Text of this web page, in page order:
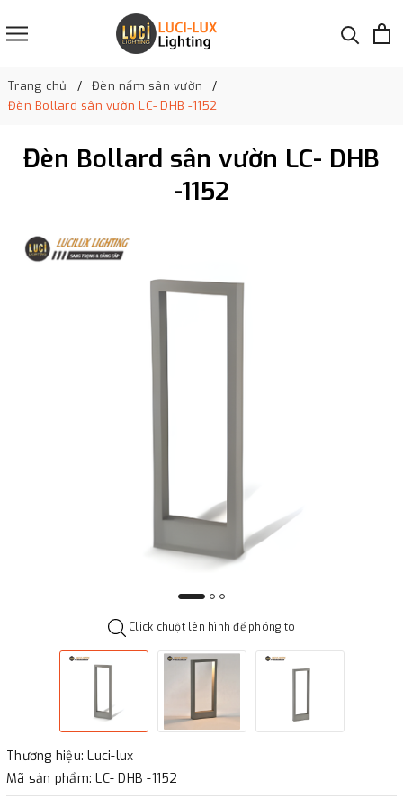
Trang chủ
Đèn nấm sân vườn
Đèn Bollard sân vườn LC- DHB -1152
Đèn Bollard sân vườn LC- DHB
-1152
Click chuột lên hình để phóng to
Thương hiệu: Luci-lux
Mã sản phẩm: LC- DHB -1152